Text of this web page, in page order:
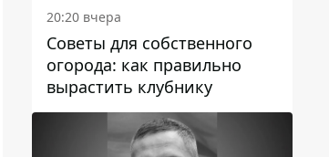
20:20 вчера
Советы для собственного
огорода: как правильно
вырастить клубнику